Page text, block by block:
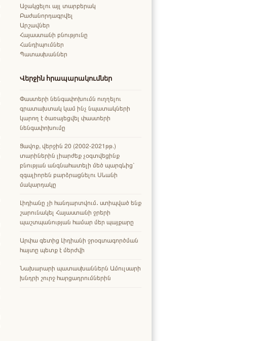
Աջակցելու այլ տարբերակ
Բաժանորդագրվել
Արշավներ
Հայաստանի բնությունը
Հանդիպումներ
Պատասխաններ
Վերջին հրապարակումներ
Փաստերի նենգափոխումն ուղղելու
գրատախտակ կամ ինչ նպատակների
կարող է ծառայեցվել փաստերի
նենգափոխումը
Ցավոք, վերջին 20 (2002-2021թթ.)
տարիներին լիարժեք չօգտվեցինք
բնության անգնահատելի մեծ պարգևից՝
զգալիորեն բարձրացնելու Սևանի
մակարդակը
Լիդիանը չի հանդարտվում․ ստիպված ենք
շարունակել Հայաստանի ջրերի
պաշտպանության համար մեր պայքարը
Արփա գետից Լիդիանի ջրօգտագործման
հայտը պետք է մերժվի
Նախարարի պատասխաններն Ամուլսարի
խնդրի շուրջ հարցադրումներին